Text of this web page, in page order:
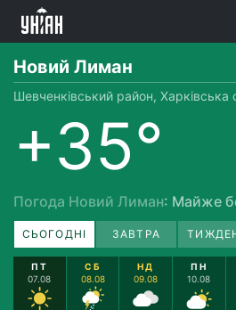
Новий Лиман
Шевченківський район, Харківська
+35°
Погода Новий Лиман: Майже
СЬОГОДНІ ЗАВТРА
ПТ
07.08
СБ
08.08
НД
09.08
ПН
10.08